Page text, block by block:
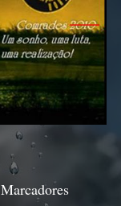
Marcadores